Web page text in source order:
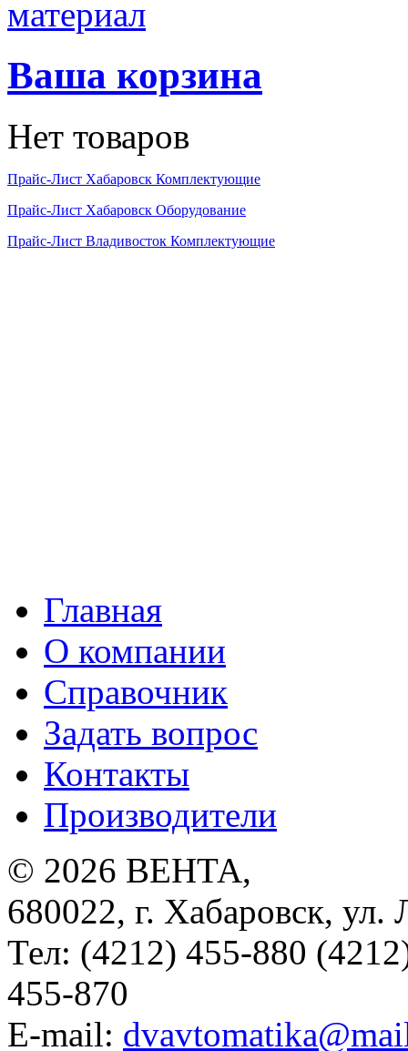
Ваша корзина
Нет товаров
Прайс-Лист Хабаровск Комплектующие
Прайс-Лист Хабаровск Оборудование
Прайс-Лист Владивосток Комплектующие
Главная
О компании
Справочник
Задать вопрос
Контакты
Производители
© 2026 ВЕНТА,
680022, г. Хабаровск, ул.
Тел: (4212) 455-880
455-870
E-mail: